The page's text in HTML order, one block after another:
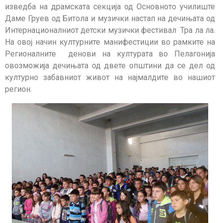
изведба на драмската секција од Основното училиште
Даме Груев од Битола и музички настап на дечињата од
Интернационалниот детски музички фестивал Тра ла ла.
На овој начин културните манифестиции во рамките на
Регионалните денови на културата во Пелагонија
овозможија дечињата од двете општини да се дел од
културно забавниот живот на најмалдите во нашиот
регион.